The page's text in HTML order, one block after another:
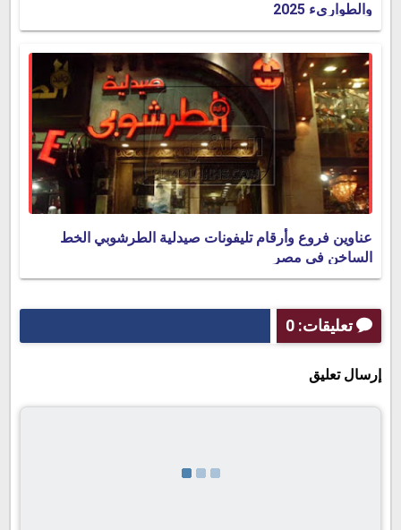
والطوارىء 2025
عناوين فروع وأرقام تليفونات صيدلية الطرشوبي الخط
الساخن في مصر
تعليقات: 0
إرسال تعليق